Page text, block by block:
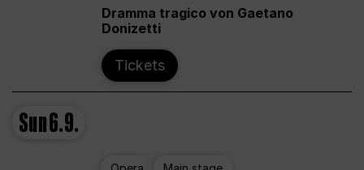
Dramma tragico von Gaetano
Donizetti
Tickets
Sun6.9.